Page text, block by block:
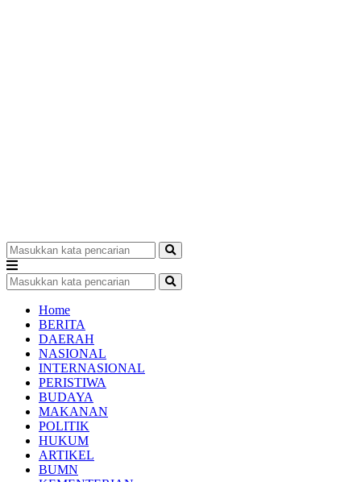
Home
BERITA
DAERAH
NASIONAL
INTERNASIONAL
PERISTIWA
BUDAYA
MAKANAN
POLITIK
HUKUM
ARTIKEL
BUMN